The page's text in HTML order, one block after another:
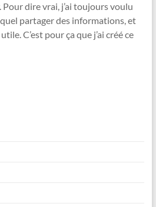
Pour dire vrai, j’ai toujours voulu
partager des informations, et
C’est pour ça que j’ai créé ce